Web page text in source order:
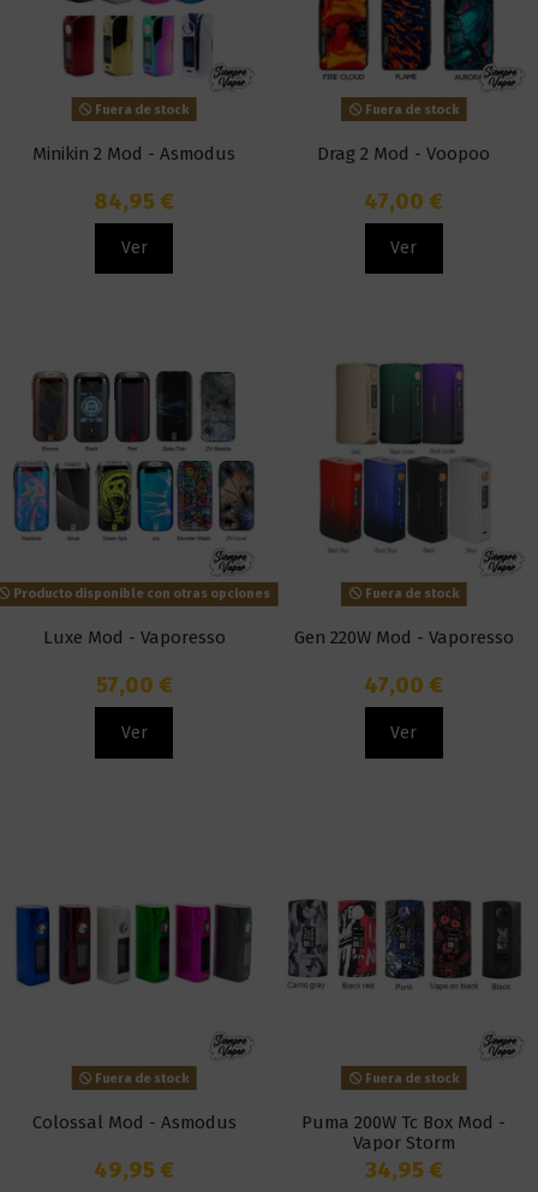
Fuera de stock
Minikin 2 Mod - Asmodus
84,95 €
Ver
Fuera de stock
Drag 2 Mod - Voopoo
47,00 €
Ver
Producto disponible con otras opciones
Luxe Mod - Vaporesso
57,00 €
Ver
Fuera de stock
Gen 220W Mod - Vaporesso
47,00 €
Ver
Fuera de stock
Colossal Mod - Asmodus
49,95 €
Fuera de stock
Puma 200W Tc Box Mod -
Vapor Storm
34,95 €